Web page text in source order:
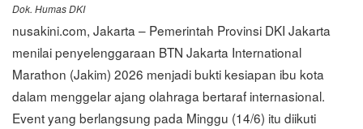
Dok. Humas DKI
nusakini.com, Jakarta – Pemerintah Provinsi DKI Jakarta
menilai penyelenggaraan BTN Jakarta International
Marathon (Jakim) 2026 menjadi bukti kesiapan ibu kota
dalam menggelar ajang olahraga bertaraf internasional.
Event yang berlangsung pada Minggu (14/6) itu diikuti